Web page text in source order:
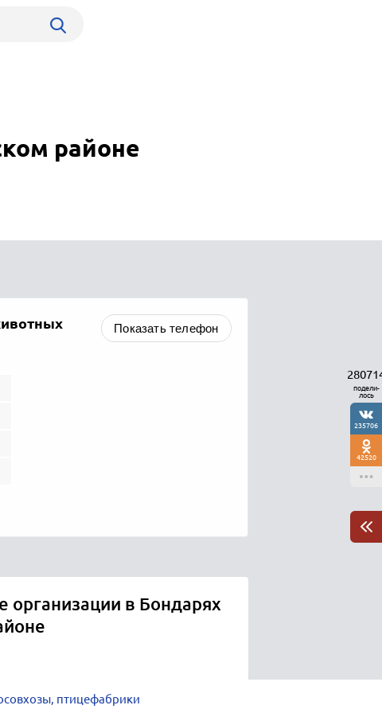
районе
Показать телефон
организации в Бондарях
птицефабрики
подели-
лось
235706
42520